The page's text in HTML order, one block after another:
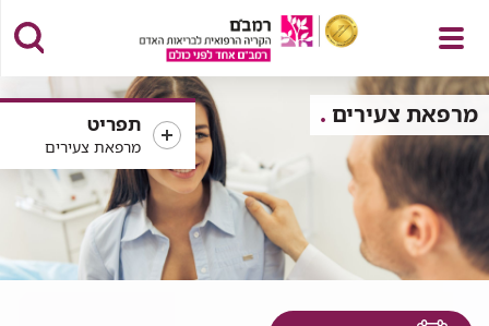
פתח
תפריט
תפריט
מרפאת צעירים
מרפאת צעירים